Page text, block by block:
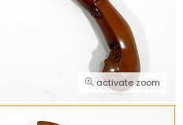
activate zoom